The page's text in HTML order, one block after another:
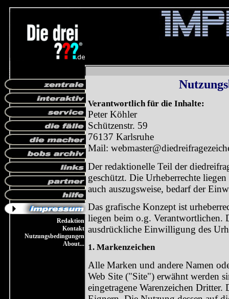
Redaktion
Kontakt
Nutzungsbedingungen
About...
Verantwortlich für die Inhalte:
Peter Köhler
Schützenstr. 59
76137 Karlsruhe
Mail:
Der redaktionelle Teil der
geschützt. Die Urheberrechte
auch auszugsweise, bedarf der
Das grafische Konzept ist
liegen beim o.g. Verantwortlichen.
ausdrückliche Einwilligung des
1. Markenzeichen
Alle Marken und andere Namen
Web Site ("Site") erwähnt werden
eingetragene Warenzeichen